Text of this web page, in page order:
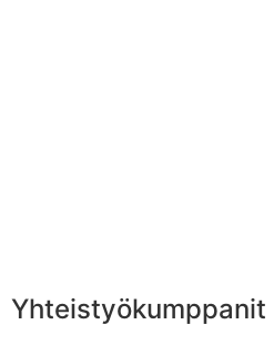
Yhteistyökumppanit